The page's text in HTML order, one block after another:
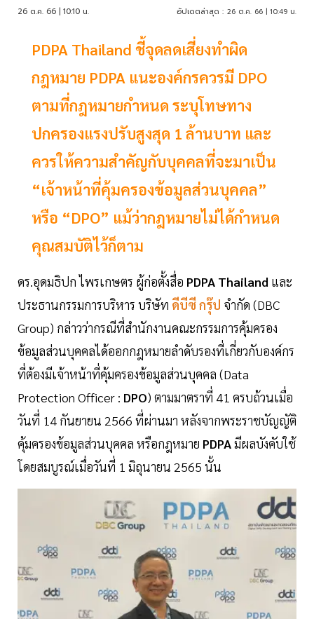
26 ต.ค. 66 | 10:10 น. อัปเดตล่าสุด : 26 ต.ค. 66 | 10:49 น.
PDPA Thailand ชี้จุดลดเสี่ยงทำผิด
กฎหมาย PDPA แนะองค์กรควรมี DPO
ตามที่กฎหมายกำหนด ระบุโทษทาง
ปกครองแรงปรับสูงสุด 1 ล้านบาท และ
ควรให้ความสำคัญกับบุคคลที่จะมาเป็น
“เจ้าหน้าที่คุ้มครองข้อมูลส่วนบุคคล”
หรือ “DPO” แม้ว่ากฎหมายไม่ได้กำหนด
คุณสมบัติไว้ก็ตาม
ดร.อุดมธิปก ไพรเกษตร ผู้ก่อตั้งสื่อ PDPA Thailand และ
ประธานกรรมการบริหาร บริษัท ดีบีซี กรุ๊ป จำกัด (DBC
Group) กล่าวว่ากรณีที่สำนักงานคณะกรรมการคุ้มครอง
ข้อมูลส่วนบุคคลได้ออกกฎหมายลำดับรองที่เกี่ยวกับองค์กร
ที่ต้องมีเจ้าหน้าที่คุ้มครองข้อมูลส่วนบุคคล (Data
Protection Officer : DPO) ตามมาตราที่ 41 ครบถ้วนเมื่อ
วันที่ 14 กันยายน 2566 ที่ผ่านมา หลังจากพระราชบัญญัติ
คุ้มครองข้อมูลส่วนบุคคล หรือกฎหมาย PDPAมีผลบังคับใช้
โดยสมบูรณ์เมื่อวันที่ 1 มิถุนายน 2565 นั้น